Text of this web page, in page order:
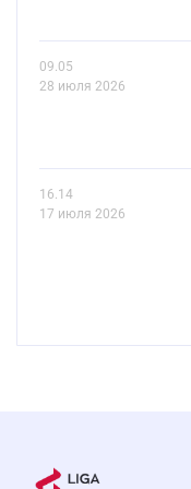
09.05
28 июля 2026
16.14
17 июля 2026